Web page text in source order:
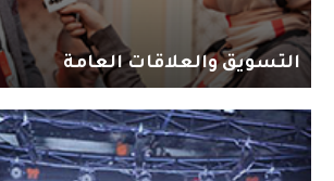
التسويق والعلاقات العامة